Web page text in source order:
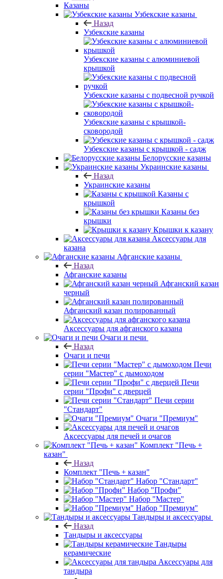
Казаны
Узбекские казаны
Назад
Узбекские казаны
Узбекские казаны с алюминиевой
крышкой
Узбекские казаны с подвесной ручкой
Узбекские казаны с крышкой-
сковородой
Узбекские казаны с крышкой - садж
Белорусские казаны
Украинские казаны
Назад
Украинские казаны
Казаны с
крышкой
Казаны без
крышки
Крышки к казану
Аксессуары для
казана
Афганские казаны
Назад
Афганские казаны
Афганский казан
черный
Афганский казан полированный
Аксессуары для афганского казана
Очаги и печи
Назад
Очаги и печи
Печи
серии "Мастер" с дымоходом
Печи
серии "Профи" с дверцей
Печи серии
"Стандарт"
Очаги "Премиум"
Аксессуары для печей и очагов
Комплект "Печь +
казан"
Назад
Комплект "Печь + казан"
Набор "Стандарт"
Набор "Профи"
Набор "Мастер"
Набор "Премиум"
Тандыры и аксессуары
Назад
Тандыры и аксессуары
Тандыры
керамические
Аксессуары для
тандыра